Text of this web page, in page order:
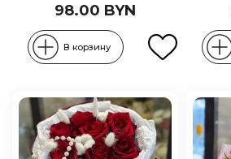
98.00 BYN
В корзину